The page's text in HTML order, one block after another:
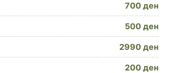
700 ден
500 ден
2990 ден
200 ден